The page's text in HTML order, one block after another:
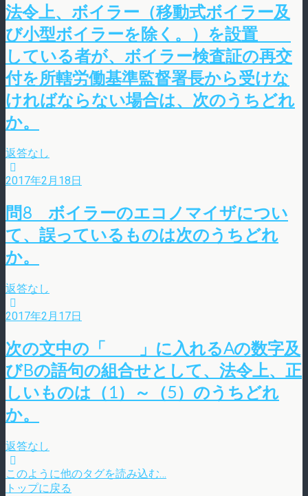
法令上、ボイラー（移動式ボイラー及
び小型ボイラーを除く。）を設置
している者が、ボイラー検査証の再交
付を所轄労働基準監督署長から受けな
ければならない場合は、次のうちどれ
か。
返答なし
2017年2月18日
問8 ボイラーのエコノマイザについ
て、誤っているものは次のうちどれ
か。
返答なし
2017年2月17日
次の文中の「 」に入れるAの数字及
びBの語句の組合せとして、法令上、正
しいものは（1）～（5）のうちどれ
か。
返答なし
このように他のタグを読み込む…
トップに戻る